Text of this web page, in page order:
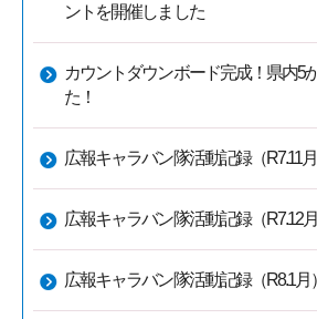
ントを開催しました
カウントダウンボード完成！県内5
た！
広報キャラバン隊活動記録（R7.11月
広報キャラバン隊活動記録（R7.12月
広報キャラバン隊活動記録（R8.1月）